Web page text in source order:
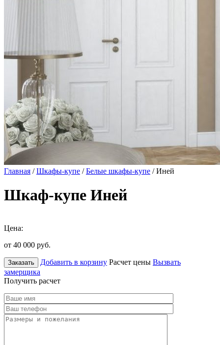
Главная /Шкафы-купе /Белые шкафы-купе / Иней
Шкаф-купе Иней
Цена:
от 40 000 руб.
Заказать Добавить в корзину Расчет цены Вызвать
замерщика
Получить расчет